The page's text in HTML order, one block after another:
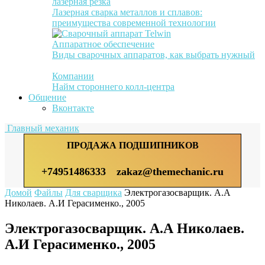
Лазерная сварка металлов и сплавов:
преимущества современной технологии
Аппаратное обеспечение
Виды сварочных аппаратов, как выбрать нужный
Компании
Найм стороннего колл-центра
Общение
Вконтакте
Главный механик
ПРОДАЖА ПОДШИПНИКОВ
+74951486333 zakaz@themechanic.ru
Домой Файлы Для сварщика Электрогазосварщик. А.А
Николаев. А.И Герасименко., 2005
Электрогазосварщик. А.А Николаев.
А.И Герасименко., 2005